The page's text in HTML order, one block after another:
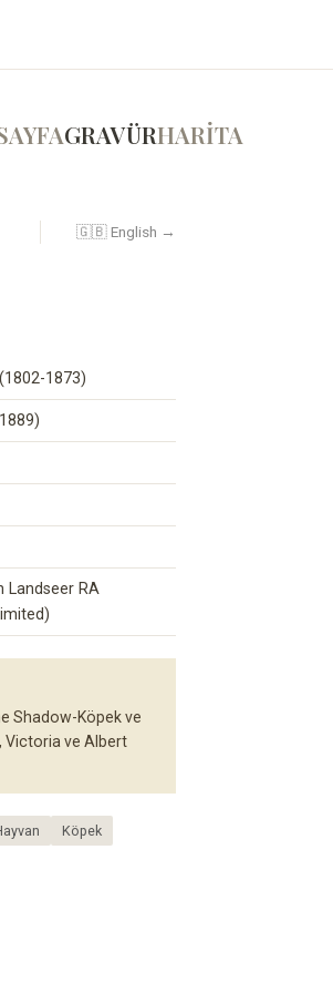
GRAVÜRHARİTA
🇬🇧 English →
1873)
Landseer RA
Shadow-Köpek ve
Victoria ve Albert
Köpek